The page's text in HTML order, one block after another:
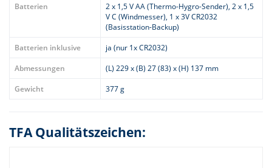
Batterien
2 x 1,5 V AA (Thermo-Hygro-Sender), 2 x 1,5
V C (Windmesser), 1 x 3V CR2032
(Basisstation-Backup)
Batterien inklusive
ja (nur 1x CR2032)
Abmessungen
(L) 229 x (B) 27 (83) x (H) 137 mm
Gewicht
377 g
TFA Qualitätszeichen: